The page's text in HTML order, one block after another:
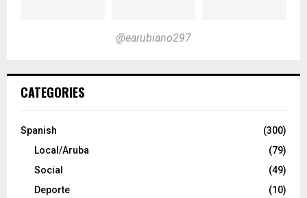
@earubiano297
CATEGORIES
Spanish
(300)
Local/Aruba
(79)
Social
(49)
Deporte
(10)